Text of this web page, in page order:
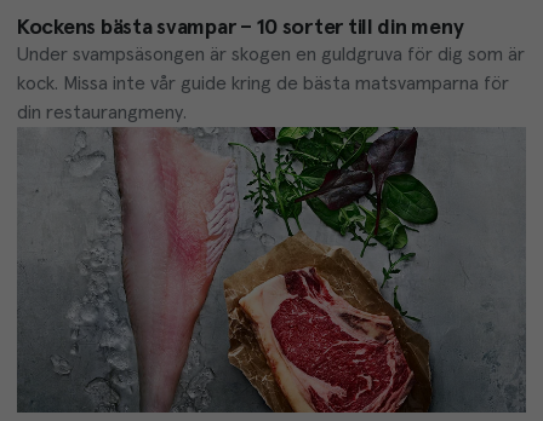
Kockens bästa svampar – 10 sorter till din meny
Under svampsäsongen är skogen en guldgruva för dig som är
kock. Missa inte vår guide kring de bästa matsvamparna för
din restaurangmeny.